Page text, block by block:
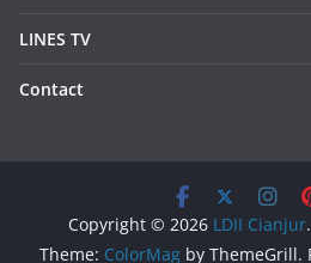
LINES TV
Contact
Copyright © 2026 LDII Cianjur
Theme: ColorMag by ThemeGrill.